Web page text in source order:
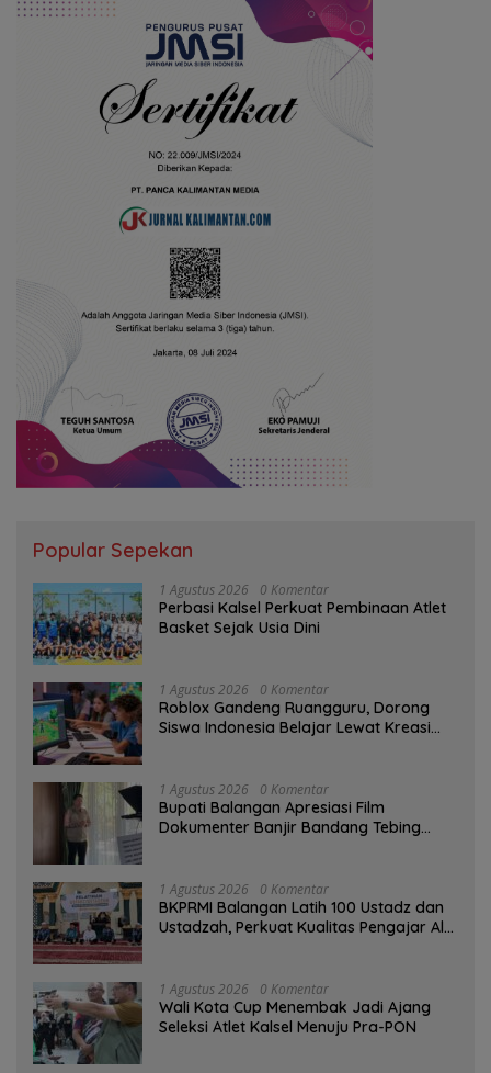
Popular Sepekan
1 Agustus 2026 0 Komentar
Perbasi Kalsel Perkuat Pembinaan Atlet
Basket Sejak Usia Dini
1 Agustus 2026 0 Komentar
Roblox Gandeng Ruangguru, Dorong
Siswa Indonesia Belajar Lewat Kreasi
1 Agustus 2026 0 Komentar
Bupati Balangan Apresiasi Film
Dokumenter Banjir Bandang Tebing
1 Agustus 2026 0 Komentar
BKPRMI Balangan Latih 100 Ustadz dan
Ustadzah, Perkuat Kualitas Pengajar Al-
1 Agustus 2026 0 Komentar
Wali Kota Cup Menembak Jadi Ajang
Seleksi Atlet Kalsel Menuju Pra-PON